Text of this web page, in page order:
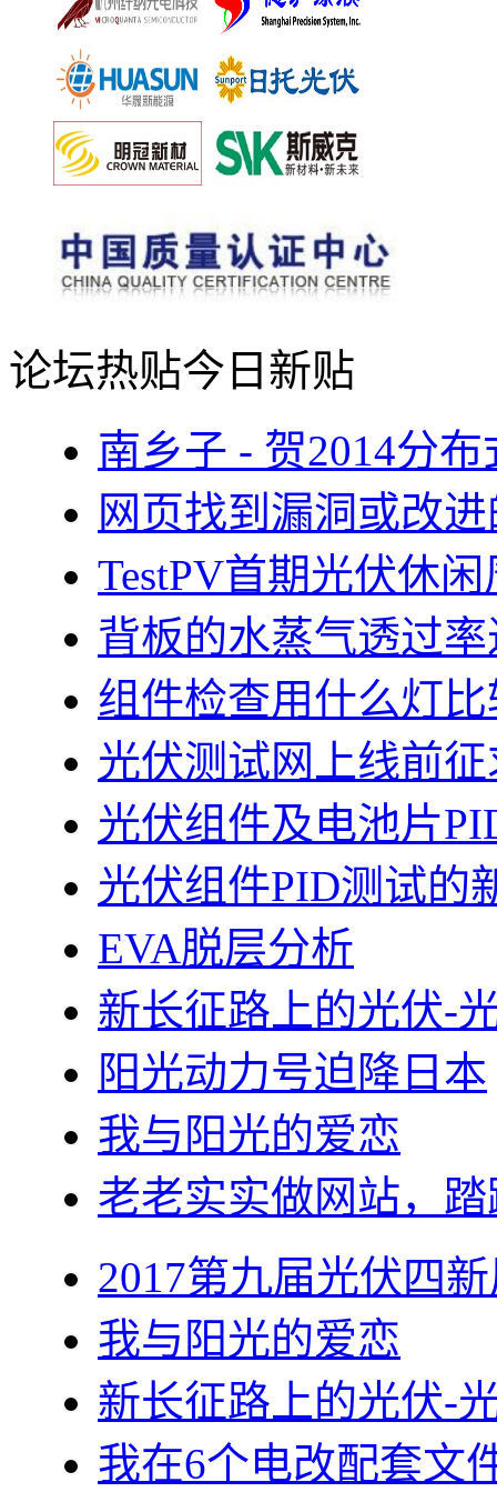
论坛热贴今日新贴
南乡子 - 贺2014分
网页找到漏洞或改
TestPV首期光伏休
背板的水蒸气透过
组件检查用什么灯
光伏测试网上线前
光伏组件及电池片
光伏组件PID测试的
EVA脱层分析
新长征路上的光伏-
阳光动力号迫降日本
我与阳光的爱恋
老老实实做网站，
2017第九届光伏四
我与阳光的爱恋
新长征路上的光伏-
我在6个电改配套文